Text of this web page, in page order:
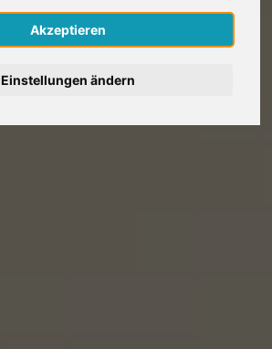
Akzeptieren
Einstellungen ändern
Nederlands